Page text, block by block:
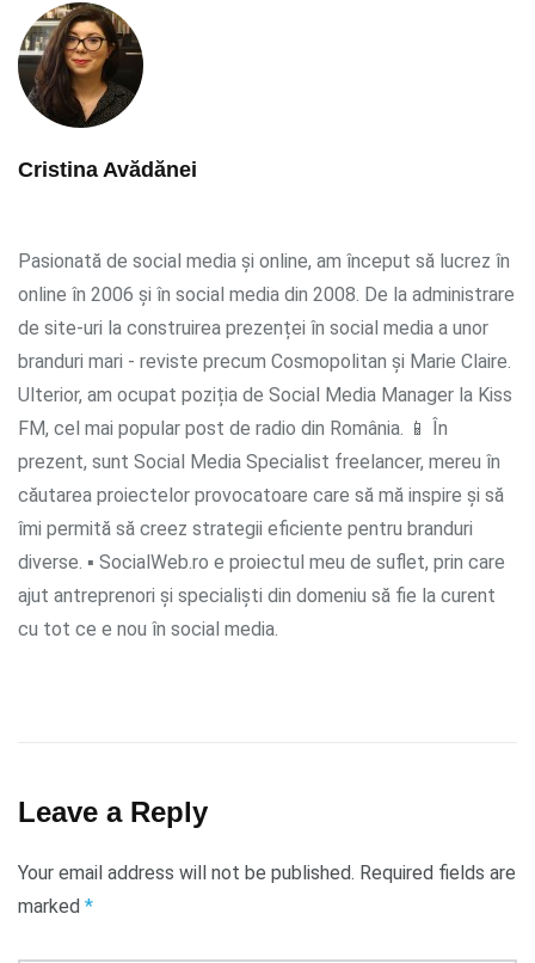
Cristina Avădănei
Pasionată de social media și online, am început să lucrez în
online în 2006 și în social media din 2008. De la administrare
de site-uri la construirea prezenței în social media a unor
branduri mari - reviste precum Cosmopolitan și Marie Claire.
Ulterior, am ocupat poziția de Social Media Manager la Kiss
FM, cel mai popular post de radio din România. 📱 În
prezent, sunt Social Media Specialist freelancer, mereu în
căutarea proiectelor provocatoare care să mă inspire și să
îmi permită să creez strategii eficiente pentru branduri
diverse. ▪ SocialWeb.ro e proiectul meu de suflet, prin care
ajut antreprenori și specialiști din domeniu să fie la curent
cu tot ce e nou în social media.
Leave a Reply
Your email address will not be published. Required fields are
marked *